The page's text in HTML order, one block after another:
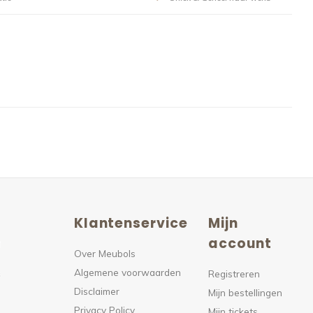
Klantenservice
Over Meubols
Algemene voorwaarden
Disclaimer
Privacy Policy
Mijn
account
Registreren
Mijn bestellingen